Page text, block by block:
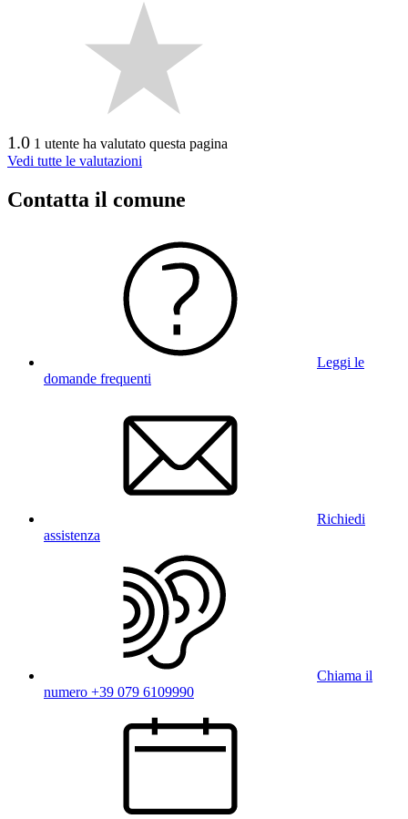
1.0 1 utente ha valutato questa pagina
Vedi tutte le valutazioni
Contatta il comune
Leggi le
domande frequenti
Richiedi
assistenza
Chiama il
numero +39 079 6109990